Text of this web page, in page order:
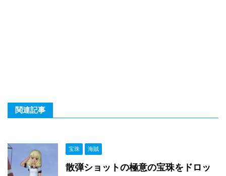
関連記事
宝珠 海賊
散弾ショットの極意の宝珠をドロッ